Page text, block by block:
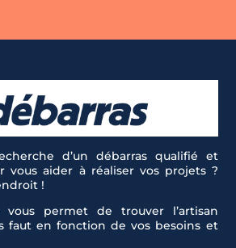
d’un débarras qualifié et
vous aider à réaliser vos projets ?
!
vous permet de trouver l’artisan
faut en fonction de vos besoins et